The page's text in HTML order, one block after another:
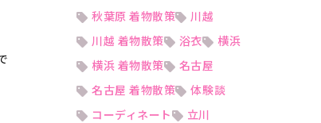
秋葉原 着物散策
川越
川越 着物散策
浴衣
横浜
横浜 着物散策
名古屋
名古屋 着物散策
体験談
コーディネート
立川